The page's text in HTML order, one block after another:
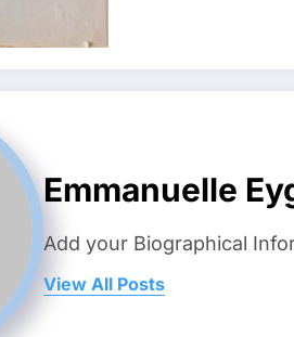
Emmanuelle
Add your Biographical
View All Posts